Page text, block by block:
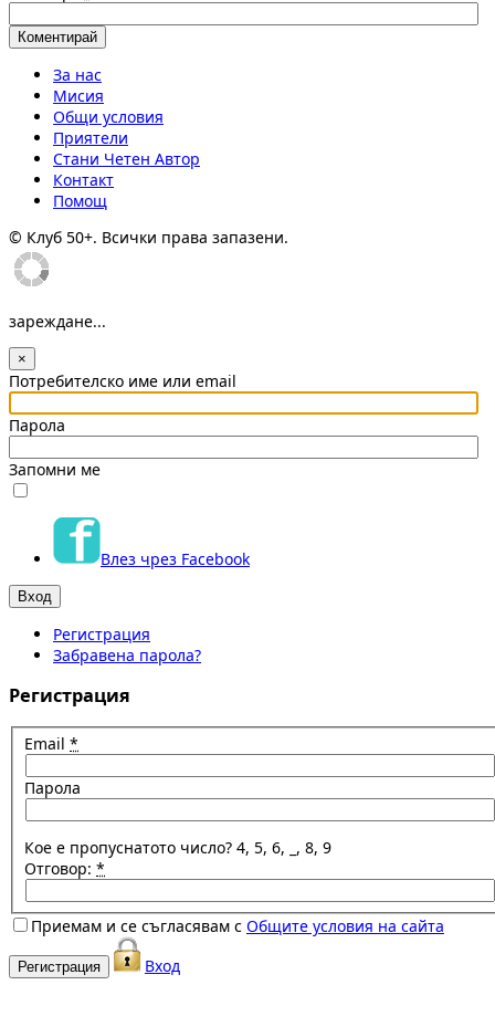
За нас
Мисия
Общи условия
Приятели
Стани Четен Автор
Контакт
Помощ
© Клуб 50+. Всички права запазени.
зареждане...
×
Потребителско име или email
Парола
Запомни ме
Влез чрез Facebook
Регистрация
Забравена парола?
Регистрация
Email*
Парола
Кое е пропуснатото число? 4, 5, 6, _, 8, 9
Отговор:*
Приемам и се съгласявам с Общите условия на сайта
Вход